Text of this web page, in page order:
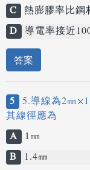
C 熱膨膠率比鋼
D 導電率接近
答案
5 5.導線為2㎜
其線徑應為
A
1㎜
B
1.4㎜